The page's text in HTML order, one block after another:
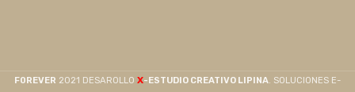
F0REVER 2021 DESAROLLO X-ESTUDIO CREATIVO LIPINA. SOLUCIONES E-